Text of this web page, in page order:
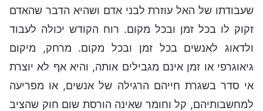
שעבודתו של האל עוזרת לבני אדם ושהיא הדבר שהאדם
זקוק לו בכל זמן ובכל מקום. רוח הקודש יכולה לעבוד
ולדאוג לאנשים בכל זמן ובכל מקום. מרחק, מיקום
גיאוגרפי או זמן אינם מגבילים אותה, והיא אף לא יוצרת
אי סדר בשגרת חייהם הרגילה של אנשים, או מפריעה
למחשבותיהם, קל וחומר שאינה הורסת שום חוק שהציב